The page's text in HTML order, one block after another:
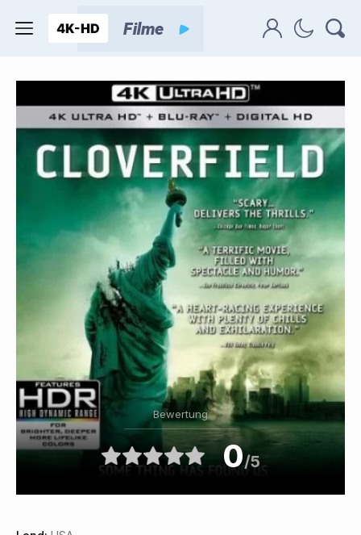
Bewertung
0/5